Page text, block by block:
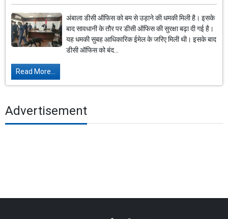
अंबाला डीसी ऑफिस को बम से उड़ाने की धमकी मिली है। इसके
बाद सावधानी के तौर पर डीसी ऑफिस की सुरक्षा बढ़ा दी गई है।
यह धमकी सुबह आधिकारिक ईमेल के जरिए मिली थी। इसके बाद
डीसी ऑफिस को बंद...
Read More...
Advertisement